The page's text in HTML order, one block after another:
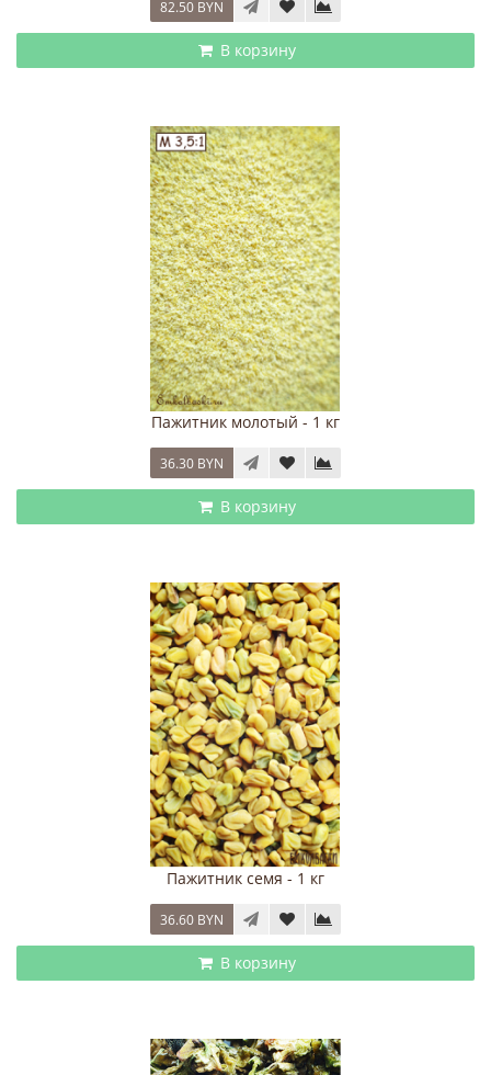
82.50 BYN
В корзину
Пажитник молотый - 1 кг
36.30 BYN
В корзину
Пажитник семя - 1 кг
36.60 BYN
В корзину